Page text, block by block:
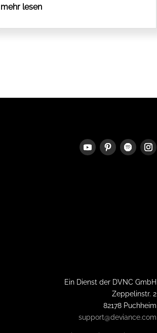
mehr lesen
Ein Dienst der DVNC GmbH
Zeppelinstr. 2
82178 Puchheim
support@deviance.com